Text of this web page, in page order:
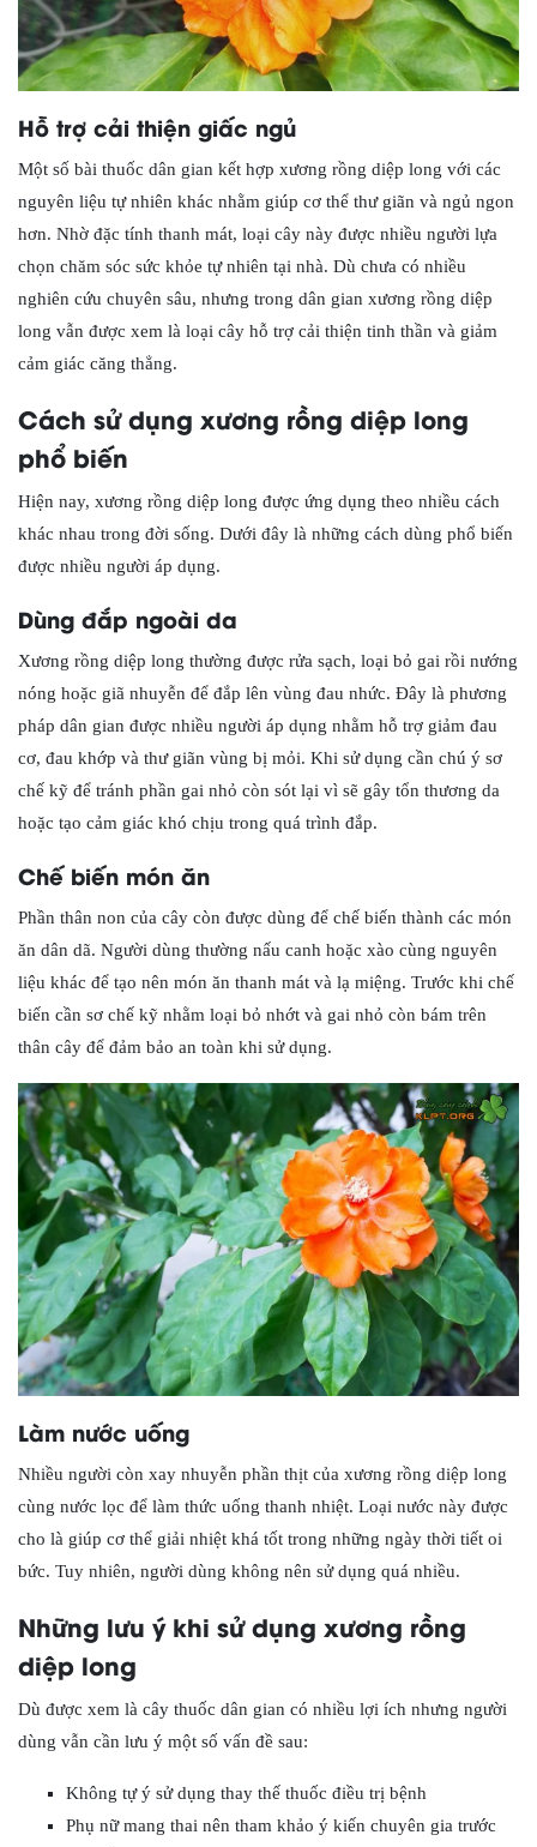
Hỗ trợ cải thiện giấc ngủ
Một số bài thuốc dân gian kết hợp xương rồng diệp long với các
nguyên liệu tự nhiên khác nhằm giúp cơ thể thư giãn và ngủ ngon
hơn. Nhờ đặc tính thanh mát, loại cây này được nhiều người lựa
chọn chăm sóc sức khỏe tự nhiên tại nhà. Dù chưa có nhiều
nghiên cứu chuyên sâu, nhưng trong dân gian xương rồng diệp
long vẫn được xem là loại cây hỗ trợ cải thiện tinh thần và giảm
cảm giác căng thẳng.
Cách sử dụng xương rồng diệp long
phổ biến
Hiện nay, xương rồng diệp long được ứng dụng theo nhiều cách
khác nhau trong đời sống. Dưới đây là những cách dùng phổ biến
được nhiều người áp dụng.
Dùng đắp ngoài da
Xương rồng diệp long thường được rửa sạch, loại bỏ gai rồi nướng
nóng hoặc giã nhuyễn để đắp lên vùng đau nhức. Đây là phương
pháp dân gian được nhiều người áp dụng nhằm hỗ trợ giảm đau
cơ, đau khớp và thư giãn vùng bị mỏi. Khi sử dụng cần chú ý sơ
chế kỹ để tránh phần gai nhỏ còn sót lại vì sẽ gây tổn thương da
hoặc tạo cảm giác khó chịu trong quá trình đắp.
Chế biến món ăn
Phần thân non của cây còn được dùng để chế biến thành các món
ăn dân dã. Người dùng thường nấu canh hoặc xào cùng nguyên
liệu khác để tạo nên món ăn thanh mát và lạ miệng. Trước khi chế
biến cần sơ chế kỹ nhằm loại bỏ nhớt và gai nhỏ còn bám trên
thân cây để đảm bảo an toàn khi sử dụng.
Làm nước uống
Nhiều người còn xay nhuyễn phần thịt của xương rồng diệp long
cùng nước lọc để làm thức uống thanh nhiệt. Loại nước này được
cho là giúp cơ thể giải nhiệt khá tốt trong những ngày thời tiết oi
bức. Tuy nhiên, người dùng không nên sử dụng quá nhiều.
Những lưu ý khi sử dụng xương rồng
diệp long
Dù được xem là cây thuốc dân gian có nhiều lợi ích nhưng người
dùng vẫn cần lưu ý một số vấn đề sau:
Không tự ý sử dụng thay thế thuốc điều trị bệnh
Phụ nữ mang thai nên tham khảo ý kiến chuyên gia trước